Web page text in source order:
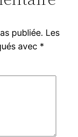
publiée. Les
avec *